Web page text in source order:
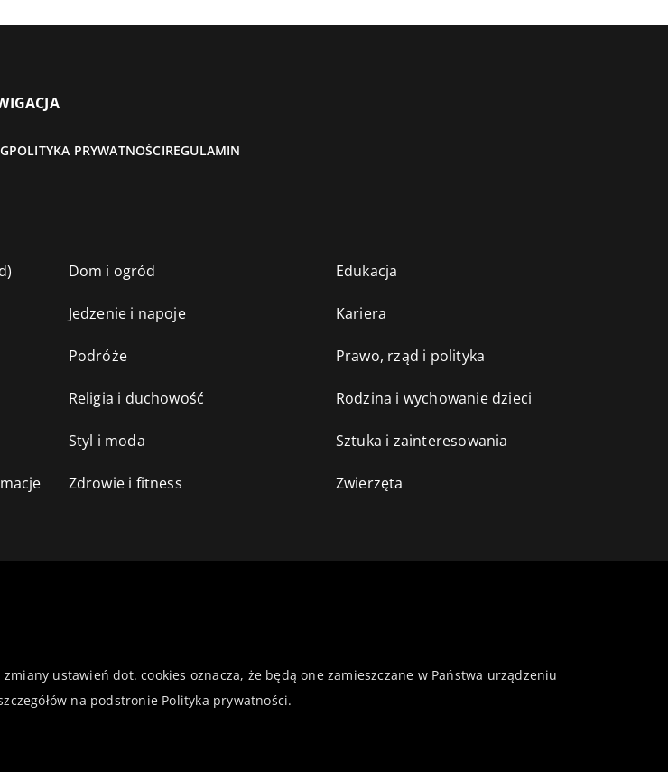
POLITYKA PRYWATNOŚCIREGULAMIN
Dom i ogród Edukacja
Jedzenie i napoje Kariera
Podróże Prawo, rząd i polityka
Religia i duchowość Rodzina i wychowanie dzieci
Styl i moda Sztuka i zainteresowania
Zdrowie i fitness Zwierzęta
ustawień dot. cookies oznacza, że będą one zamieszczane w Państwa urządzeniu
na podstronie Polityka prywatności.